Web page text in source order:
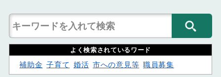
よく検索されているワード
補助金 子育て 婚活 市への意見等 職員募集